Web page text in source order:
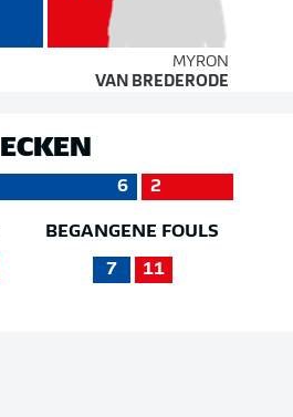
MYRON
VAN BREDERODE
ECKEN
6 2
BEGANGENE FOULS
7 11